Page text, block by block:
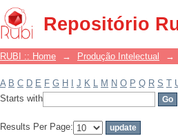
Repositório
Filter by: Author
RUBI :: Home → Produção Intelectual →
A B C D E F G H J K L M N O P Q R S T
Starts with
Results Per Page: